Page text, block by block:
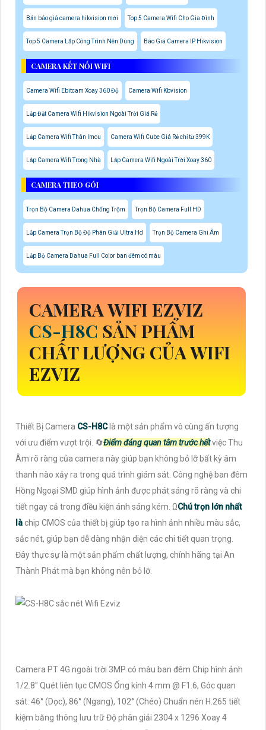
Bản báo giá camera hikvision mới Top 5 Camera Wifi Cho Gia Đình
Top 5 Camera Lắp Công Trình Nên Dùng Báo Giá Camera IP Hikvision
CAMERA KẾT NỐI WIFI
Camera Wifi Ebitcam Xoay 360 Độ Camera Wifi Kbvision
Lắp Đặt Camera Wifi Hikvision Ngoài Trời Giá Rẻ
Lắp Camera Wifi Thân Imou Camera Wifi Cube Giá Rẻ chỉ từ 399K
Lắp Camera Wifi Trong Nhà Lắp Camera Wifi Ngoài Trời Xoay 360
CAMERA THEO GÓI
Trọn Bộ Camera Dahua Chống Trộm Trọn Bộ Camera Full HD
Lắp Camera Trọn Bộ Độ Phân Giải Ultra Hd Trọn Bộ Camera Ghi Âm
Lắp Bộ Camera Dahua Full Color ban đêm có màu
CAMERA WIFI EZVIZ
CS-H8C SẢN PHẨM
CHẤT LƯỢNG CỦA WIFI
EZVIZ
Thiết Bị Camera CS-H8C là một sản phẩm vô cùng ấn tượng
với ưu điểm vượt trội. 🔄Điểm đáng quan tâm trước hếtviệc Thu
Âm rõ ràng của camera này giúp bạn không bỏ lỡ bất kỳ âm
thanh nào xảy ra trong quá trình giám sát. Công nghệ ban đêm
Hồng Ngoại SMD giúp hình ảnh được phát sáng rõ ràng và chi
tiết ngay cả trong điều kiện ánh sáng kém. ΩChú trọn lớn nhất
làchip CMOS của thiết bị giúp tạo ra hình ảnh nhiều màu sắc,
sắc nét, giúp bạn dễ dàng nhận diện các chi tiết quan trọng.
Đây thực sự là một sản phẩm chất lượng, chính hãng tại An
Thành Phát mà bạn không nên bỏ lỡ.
Camera PT 4G ngoài trời 3MP có màu ban đêm Chip hình ảnh
1/2.8" Quét liên tục CMOS Ống kính 4 mm @ F1.6, Góc quan
sát: 46° (Dọc), 86° (Ngang), 102° (Chéo) Chuẩn nén H.265 tiết
kiệm băng thông lưu trữ Độ phân giải 2304 x 1296 Xoay 4